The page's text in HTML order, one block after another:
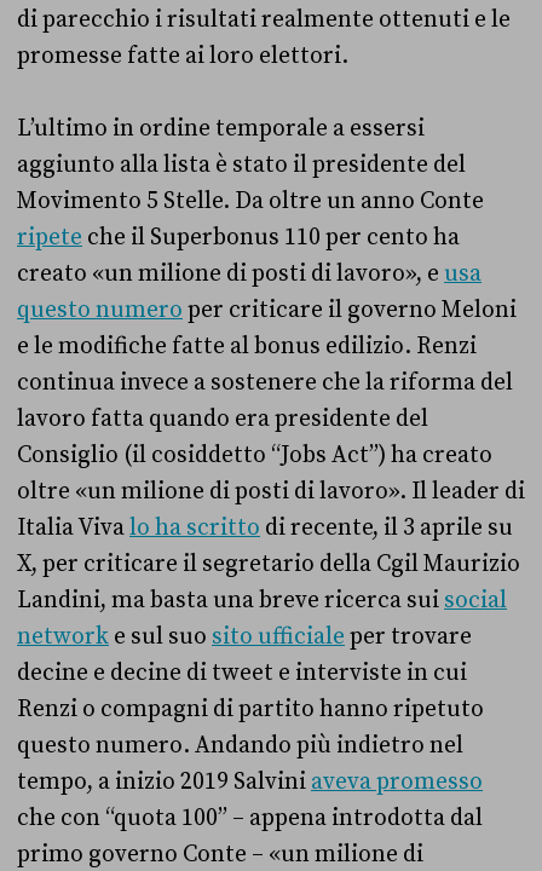
di parecchio i risultati realmente ottenuti e le
promesse fatte ai loro elettori.
L’ultimo in ordine temporale a essersi
aggiunto alla lista è stato il presidente del
Movimento 5 Stelle. Da oltre un anno Conte
ripete che il Superbonus 110 per cento ha
creato «un milione di posti di lavoro», e usa
questo numero per criticare il governo Meloni
e le modifiche fatte al bonus edilizio. Renzi
continua invece a sostenere che la riforma del
lavoro fatta quando era presidente del
Consiglio (il cosiddetto “Jobs Act”) ha creato
oltre «un milione di posti di lavoro». Il leader di
Italia Vivalo ha scritto di recente, il 3 aprile su
X, per criticare il segretario della Cgil Maurizio
Landini, ma basta una breve ricerca sui social
network e sul suo sito ufficiale per trovare
decine e decine di tweet e interviste in cui
Renzi o compagni di partito hanno ripetuto
questo numero. Andando più indietro nel
tempo, a inizio 2019 Salvini aveva promesso
che con “quota 100” – appena introdotta dal
primo governo Conte – «un milione di